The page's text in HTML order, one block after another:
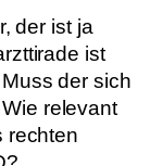
der ist ja
ist
der sich
relevant
rechten